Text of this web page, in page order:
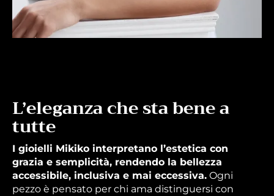
L’eleganza che sta bene a
tutte
I gioielli Mikiko interpretano l’estetica con
grazia e semplicità, rendendo la bellezza
accessibile, inclusiva e mai eccessiva.Ogni
pezzo è pensato per chi ama distinguersi con